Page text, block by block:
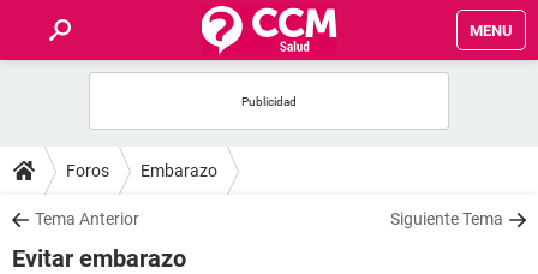
MENU
FOROS
SALUD
Foros Embarazo
Tema Anterior Siguiente Tema
Evitar embarazo